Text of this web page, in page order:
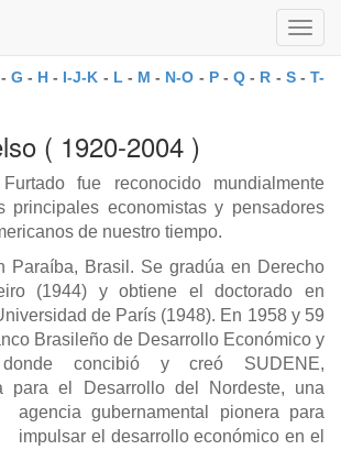
- G - H - I-J-K - L - M - N-O - P-Q - R - S-T-
( 1920-2004 )
fue reconocido mundialmente
principales economistas y pensadores
de nuestro tiempo.
Paraíba, Brasil. Se gradúa en Derecho
(1944) y obtiene el doctorado en
de París (1948). En 1958 y 59
Brasileño de Desarrollo Económico y
concibió y creó SUDENE,
para el Desarrollo del Nordeste, una
agencia gubernamental pionera para
impulsar el desarrollo económico en el